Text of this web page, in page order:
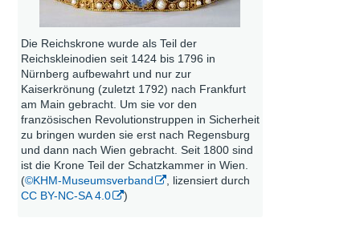
Die Reichskrone wurde als Teil der
Reichskleinodien seit 1424 bis 1796 in
Nürnberg aufbewahrt und nur zur
Kaiserkrönung (zuletzt 1792) nach Frankfurt
am Main gebracht. Um sie vor den
französischen Revolutionstruppen in Sicherheit
zu bringen wurden sie erst nach Regensburg
und dann nach Wien gebracht. Seit 1800 sind
ist die Krone Teil der Schatzkammer in Wien.
(©KHM-Museumsverband
, lizensiert durch
CC BY-NC-SA 4.0
)